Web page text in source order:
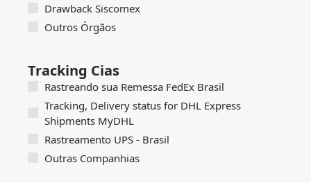
Drawback Siscomex
Outros Órgãos
Tracking Cias
Rastreando sua Remessa FedEx Brasil
Tracking, Delivery status for DHL Express
Shipments MyDHL
Rastreamento UPS - Brasil
Outras Companhias